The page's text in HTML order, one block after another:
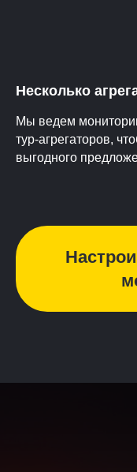
Несколько
Мы ведем
тур-агрегаторов,
выгодного